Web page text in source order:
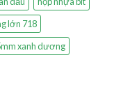
lớn 718
xanh dương